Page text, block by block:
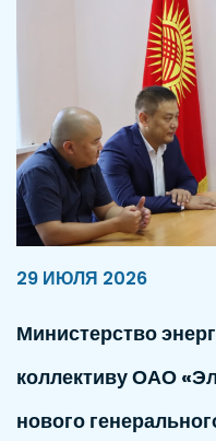
29 ИЮЛЯ 2026
Министерство
коллективу ОАО
нового